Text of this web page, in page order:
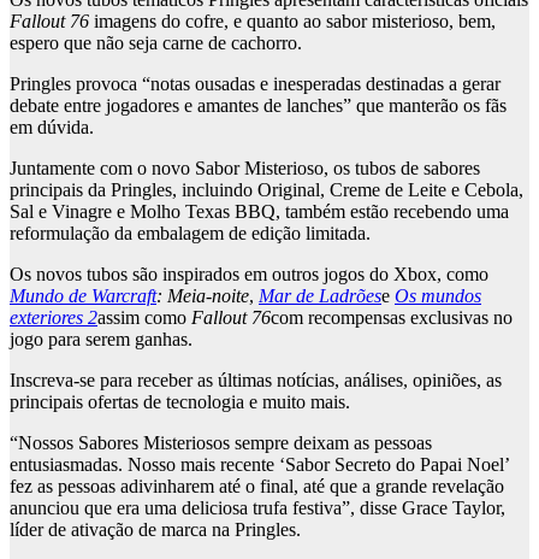
Fallout 76 imagens do cofre, e quanto ao sabor misterioso, bem,
espero que não seja carne de cachorro.
Pringles provoca “notas ousadas e inesperadas destinadas a gerar
debate entre jogadores e amantes de lanches” que manterão os fãs
em dúvida.
Juntamente com o novo Sabor Misterioso, os tubos de sabores
principais da Pringles, incluindo Original, Creme de Leite e Cebola,
Sal e Vinagre e Molho Texas BBQ, também estão recebendo uma
reformulação da embalagem de edição limitada.
Os novos tubos são inspirados em outros jogos do Xbox, como
Mundo de Warcraft: Meia-noite, Mar de Ladrõese Os mundos
exteriores 2assim como Fallout 76com recompensas exclusivas no
jogo para serem ganhas.
Inscreva-se para receber as últimas notícias, análises, opiniões, as
principais ofertas de tecnologia e muito mais.
“Nossos Sabores Misteriosos sempre deixam as pessoas
entusiasmadas. Nosso mais recente ‘Sabor Secreto do Papai Noel’
fez as pessoas adivinharem até o final, até que a grande revelação
anunciou que era uma deliciosa trufa festiva”, disse Grace Taylor,
líder de ativação de marca na Pringles.